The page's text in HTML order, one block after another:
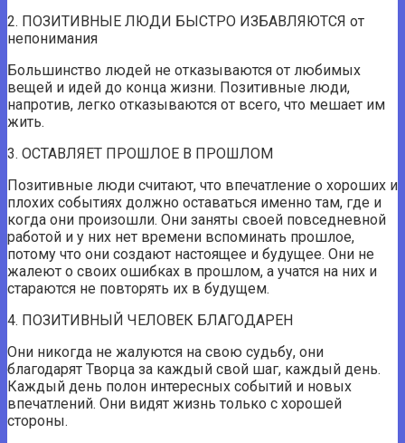
2. ПОЗИТИВНЫЕ ЛЮДИ БЫСТРО ИЗБАВЛЯЮТСЯ от
непонимания
Большинство людей не отказываются от любимых
вещей и идей до конца жизни. Позитивные люди,
напротив, легко отказываются от всего, что мешает им
жить.
3. ОСТАВЛЯЕТ ПРОШЛОЕ В ПРОШЛОМ
Позитивные люди считают, что впечатление о хороших и
плохих событиях должно оставаться именно там, где и
когда они произошли. Они заняты своей повседневной
работой и у них нет времени вспоминать прошлое,
потому что они создают настоящее и будущее. Они не
жалеют о своих ошибках в прошлом, а учатся на них и
стараются не повторять их в будущем.
4. ПОЗИТИВНЫЙ ЧЕЛОВЕК БЛАГОДАРЕН
Они никогда не жалуются на свою судьбу, они
благодарят Творца за каждый свой шаг, каждый день.
Каждый день полон интересных событий и новых
впечатлений. Они видят жизнь только с хорошей
стороны.